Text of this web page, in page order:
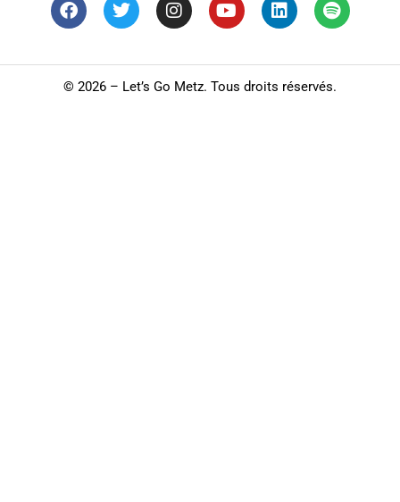
© 2026 – Let’s Go Metz. Tous droits réservés.